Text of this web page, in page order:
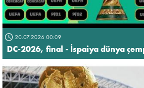
20.07.2026 00:09
DC-2026, final - İspaiya dünya